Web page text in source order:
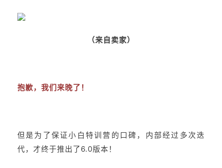
（来自卖家）
抱歉，我们来晚了！
但是为了保证小白特训营的口碑，内部经过多次迭
代，才终于推出了6.0版本！